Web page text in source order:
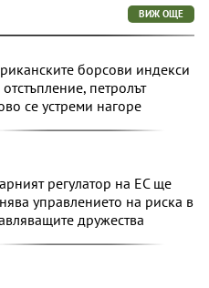
ВИЖ ОЩЕ
борсови индекси
отстъпление, петролът
се устреми нагоре
регулатор на ЕС ще
управлението на риска в
дружества